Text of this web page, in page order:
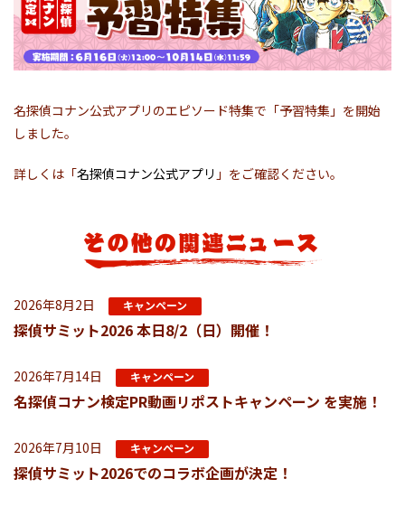
名探偵コナン公式アプリのエピソード特集で「予習特集」を開始
しました。
詳しくは「名探偵コナン公式アプリ 」をご確認ください。
2026年8月2日 キャンペーン
探偵サミット2026 本日8/2（日）開催！
2026年7月14日 キャンペーン
名探偵コナン検定PR動画リポストキャンペーン を実施！
2026年7月10日 キャンペーン
探偵サミット2026でのコラボ企画が決定！